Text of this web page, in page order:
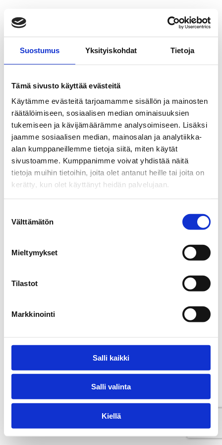
Suostumus Yksityiskohdat Tietoja
Tämä sivusto käyttää evästeitä
Käytämme evästeitä tarjoamamme sisällön ja mainosten
räätälöimiseen, sosiaalisen median ominaisuuksien
tukemiseen ja kävijämäärämme analysoimiseen. Lisäksi
jaamme sosiaalisen median, mainosalan ja analytiikka-
alan kumppaneillemme tietoja siitä, miten käytät
sivustoamme. Kumppanimme voivat yhdistää näitä
tietoja muihin tietoihin, joita olet antanut heille tai joita on
kerätty, kun olet käyttänyt heidän palvelujaan.
valinta
Välttämätön
Mieltymykset
Tilastot
Markkinointi
Salli kaikki
Salli valinta
Kiellä